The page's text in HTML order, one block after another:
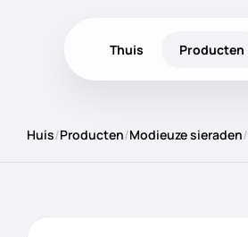
Thuis Producten
Huis/Producten/Modieuze sieraden/